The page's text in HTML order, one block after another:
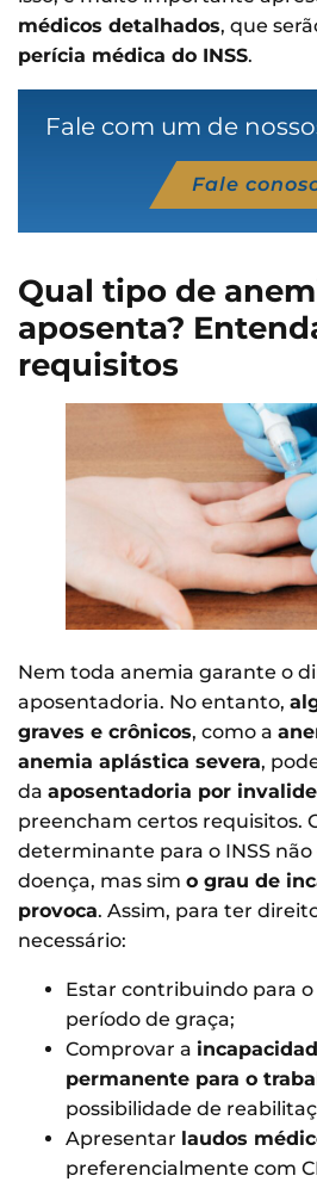
médicos detalhados, que
perícia médica do INSS.
Fale com um de
Fale
Qual tipo de
aposenta?
requisitos
Nem toda anemia garante o
aposentadoria. No entanto,
graves e crônicos, como a
anemia aplástica severa,
da aposentadoria por
preencham certos requisitos.
determinante para o INSS não
doença, mas sim o grau de
provoca. Assim, para ter
necessário:
Estar contribuindo para o
período de graça;
Comprovar a
permanente para o
possibilidade de
Apresentar laudos
preferencialmente com